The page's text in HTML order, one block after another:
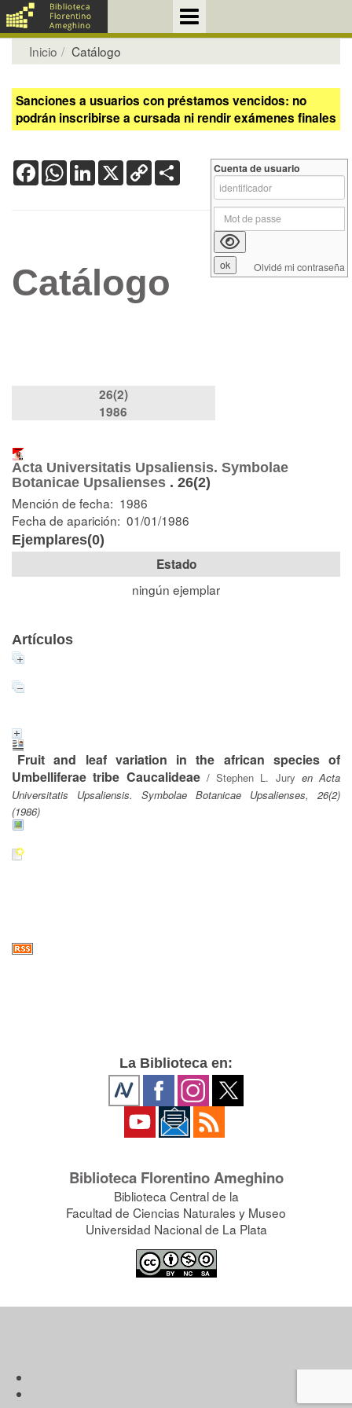
Inicio Catálogo
Sanciones a usuarios con préstamos vencidos: no
podrán inscribirse a cursada ni rendir exámenes finales
FacebookWhatsApp
LinkedIn
X Copy
Link
Catálogo
26(2)
1986
Acta Universitatis Upsaliensis. Symbolae
Botanicae Upsalienses . 26(2)
Mención de fecha: 1986
Fecha de aparición: 01/01/1986
Ejemplares(0)
Estado
ningún ejemplar
Artículos
Fruit and leaf variation in the african species of
Umbelliferae tribe Caucalideae/ Stephen L. Jury en Acta
Universitatis Upsaliensis. Symbolae Botanicae Upsalienses, 26(2)
(1986)
Cuenta de usuario
Olvidé mi contraseña
La Biblioteca en:
Biblioteca Florentino Ameghino
Biblioteca Central de la
Facultad de Ciencias Naturales y Museo
Universidad Nacional de La Plata